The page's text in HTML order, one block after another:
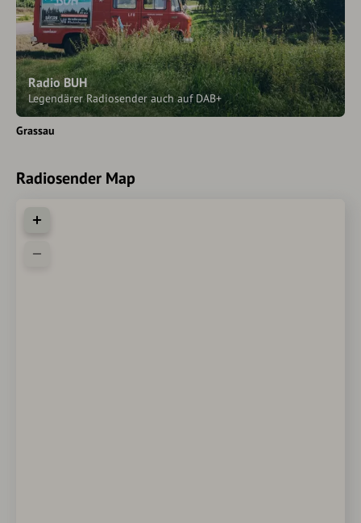
Radio BUH
Legendärer Radiosender auch auf DAB+
Grassau
Radiosender Map